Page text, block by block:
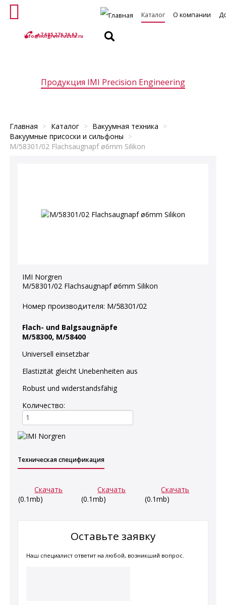
Каталог О компании
+7 495 276 26 63
info@norgren-russia.ru
Продукция IMI Precision Engineering
Главная > Каталог > Вакуумная техника >
Вакуумные присоски и сильфоны >
M/58301/02 Flachsaugnapf ø6mm Silikon
IMI Norgren
M/58301/02 Flachsaugnapf ø6mm Silikon
Номер производителя: M/58301/02
Flach- und Balgsaugnäpfe
M/58300, M/58400
Universell einsetzbar
Elastizität gleicht Unebenheiten aus
Robust und widerstandsfähig
Количество:
Техническая спецификация
Скачать
(0.1mb)
Скачать
(0.1mb)
Скачать
(0.1mb)
Оставьте заявку
Наш специалист ответит на любой, возникший вопрос.
клапаны Клапаны управления потоками